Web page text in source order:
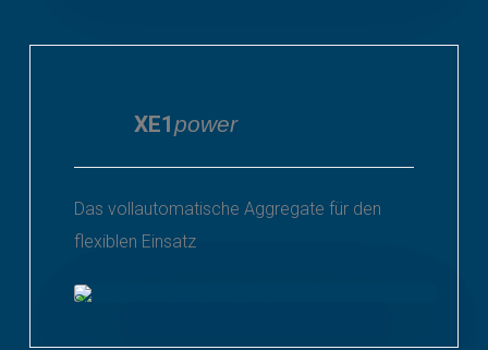
XE1power
Das vollautomatische Aggregate für den
flexiblen Einsatz